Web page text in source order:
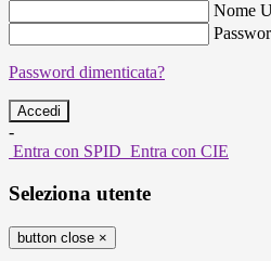
Nome
Password dimenticata?
-
Entra con SPID Entra con CIE
Seleziona utente
button close ×